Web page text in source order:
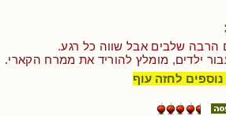
הרבה שלבים אבל שווה כל רגע.
ילדים, מומלץ להוריד את ממרח הקארי.
נוספים לחזה עוף